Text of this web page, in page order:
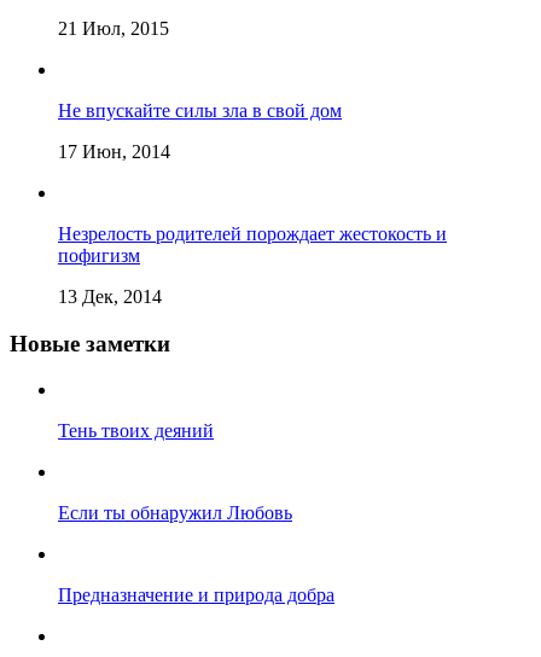
21 Июл, 2015
Не впускайте силы зла в свой дом
17 Июн, 2014
Незрелость родителей порождает жестокость и
пофигизм
13 Дек, 2014
Новые заметки
Тень твоих деяний
Если ты обнаружил Любовь
Предназначение и природа добра